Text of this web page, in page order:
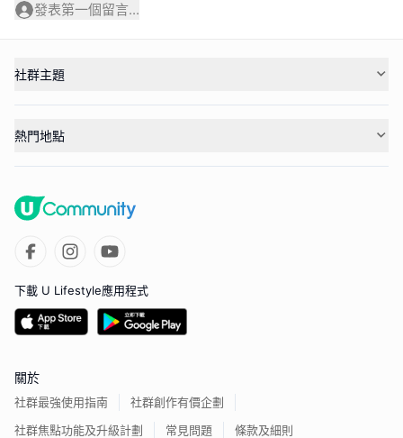
發表第一個留言...
社群主題
熱門地點
下載 U Lifestyle應用程式
關於
社群最強使用指南
社群創作有價企劃
社群焦點功能及升級計劃
常見問題 條款及細則